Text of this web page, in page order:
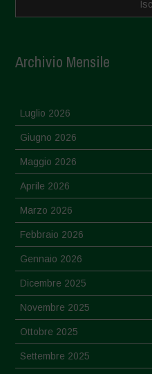
Archivio Mensile
Luglio 2026
Giugno 2026
Maggio 2026
Aprile 2026
Marzo 2026
Febbraio 2026
Gennaio 2026
Dicembre 2025
Novembre 2025
Ottobre 2025
Settembre 2025